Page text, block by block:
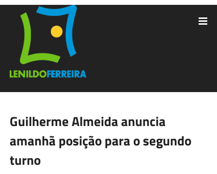
Guilherme Almeida anuncia
amanhã posição para o segundo
turno